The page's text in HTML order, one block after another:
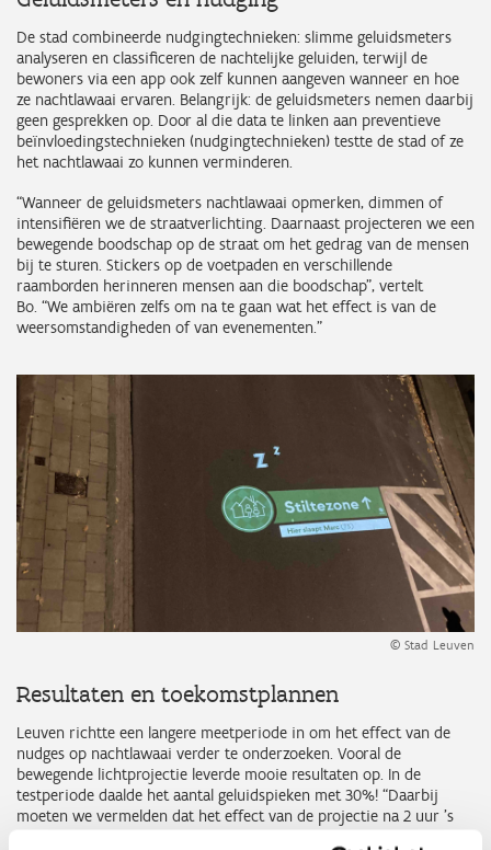
De stad combineerde nudgingtechnieken: slimme geluidsmeters
analyseren en classificeren de nachtelijke geluiden, terwijl de
bewoners via een app ook zelf kunnen aangeven wanneer en hoe
ze nachtlawaai ervaren. Belangrijk: de geluidsmeters nemen daarbij
geen gesprekken op. Door al die data te linken aan preventieve
beïnvloedingstechnieken (nudgingtechnieken) testte de stad of ze
het nachtlawaai zo kunnen verminderen.
“Wanneer de geluidsmeters nachtlawaai opmerken, dimmen of
intensifiëren we de straatverlichting. Daarnaast projecteren we een
bewegende boodschap op de straat om het gedrag van de mensen
bij te sturen. Stickers op de voetpaden en verschillende
raamborden herinneren mensen aan die boodschap”, vertelt
Bo. “We ambiëren zelfs om na te gaan wat het effect is van de
weersomstandigheden of van evenementen.”
© Stad Leuven
Resultaten en toekomstplannen
Leuven richtte een langere meetperiode in om het effect van de
nudges op nachtlawaai verder te onderzoeken. Vooral de
bewegende lichtprojectie leverde mooie resultaten op. In de
testperiode daalde het aantal geluidspieken met 30%! “Daarbij
moeten we vermelden dat het effect van de projectie na 2 uur ’s